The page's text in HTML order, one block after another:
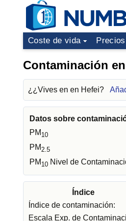
Coste de vida
Contaminación
¿¿Vives en en Hefei?
Datos sobre
PM 10
PM2.5
PM 10 Nivel de
Índice
Índice de contaminación:
Escala Exp. de